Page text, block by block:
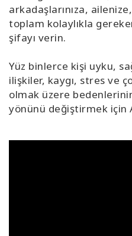
arkadaşlarınıza,
toplam kolaylıkla
şifayı verin.
Yüz binlerce kişi uyku,
ilişkiler, kaygı, stres ve
olmak üzere
yönünü değiştirmek için